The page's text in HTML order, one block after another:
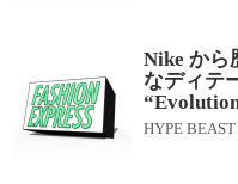
Nike から
なディテ
HYPE